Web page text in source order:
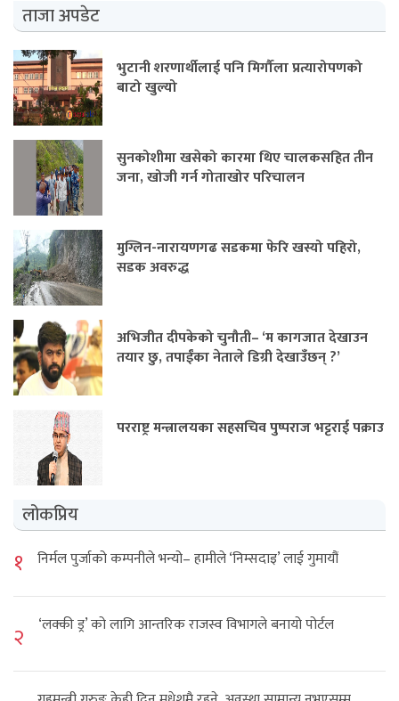
ताजा अपडेट
भुटानी शरणार्थीलाई पनि मिर्गौला प्रत्यारोपणको
बाटो खुल्यो
सुनकोशीमा खसेको कारमा थिए चालकसहित तीन
जना, खोजी गर्न गोताखोर परिचालन
मुग्लिन-नारायणगढ सडकमा फेरि खस्यो पहिरो,
सडक अवरुद्ध
अभिजीत दीपकेको चुनौती– ‘म कागजात देखाउन
तयार छु, तपाईंका नेताले डिग्री देखाउँछन् ?’
परराष्ट्र मन्त्रालयका सहसचिव पुष्पराज भट्टराई पक्राउ
लोकप्रिय
१ निर्मल पुर्जाको कम्पनीले भन्यो– हामीले ‘निम्सदाइ’ लाई गुमायौं
२ ‘लक्की ड्र’ को लागि आन्तरिक राजस्व विभागले बनायो पोर्टल